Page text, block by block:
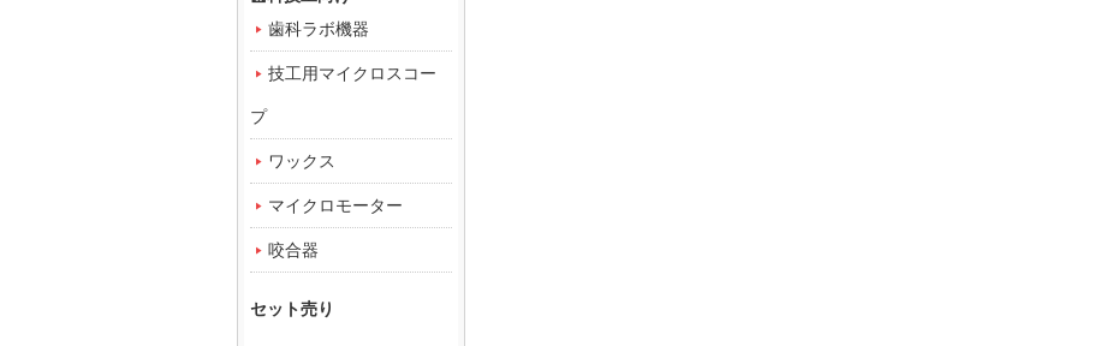
歯科ラボ機器
技工用マイクロスコー
プ
ワックス
マイクロモーター
咬合器
セット売り